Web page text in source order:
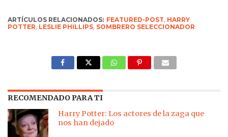
ARTÍCULOS RELACIONADOS: FEATURED-POST HARRY
POTTER LESLIE PHILLIPS SOMBRERO SELECCIONADOR
RECOMENDADO PARA TI
Harry Potter: Los actores de la zaga que
nos han dejado